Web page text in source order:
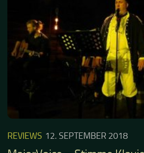
REVIEWS 12. SEPTEMBER 2018